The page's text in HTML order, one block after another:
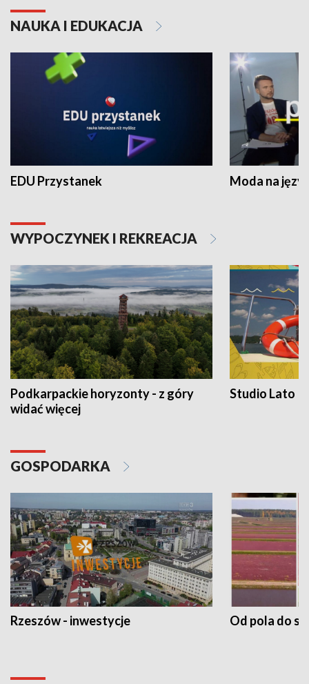
NAUKA I EDUKACJA
EDU Przystanek Moda na
WYPOCZYNEK I REKREACJA
Podkarpackie horyzonty - z góry
widać więcej
Studio Lato
GOSPODARKA
Rzeszów - inwestycje Od pola do